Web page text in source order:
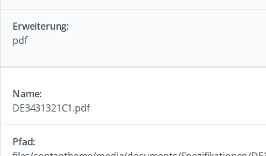
pdf
DE3431321C1.pdf